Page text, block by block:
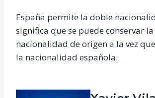
España permite la doble
significa que se puede conservar la
nacionalidad de origen a la vez
la nacionalidad española.